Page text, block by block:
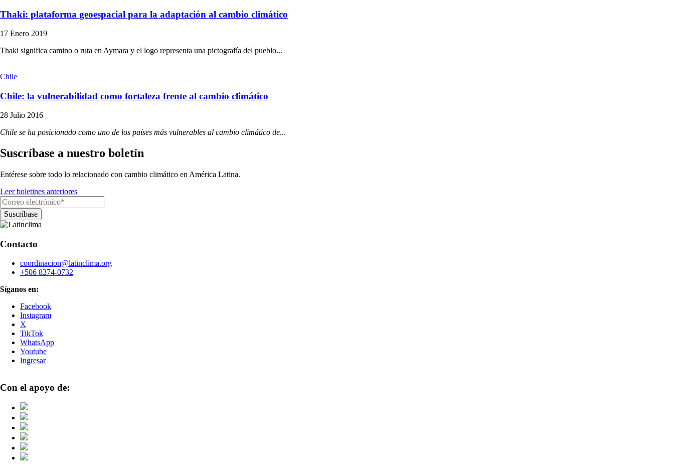
Thaki: plataforma geoespacial para la adaptación al cambio climático
17 Enero 2019
Thaki significa camino o ruta en Aymara y el logo representa una pictografía del pueblo...
Chile
Chile: la vulnerabilidad como fortaleza frente al cambio climático
28 Julio 2016
Chile se ha posicionado como uno de los países más vulnerables al cambio climático de...
Suscríbase a nuestro boletín
Entérese sobre todo lo relacionado con cambio climático en América Latina.
Leer boletines anteriores
Contacto
coordinacion@latinclima.org
+506 8374-0732
Síganos en:
Facebook
Instagram
X
TikTok
WhatsApp
Youtube
Ingresar
Con el apoyo de: